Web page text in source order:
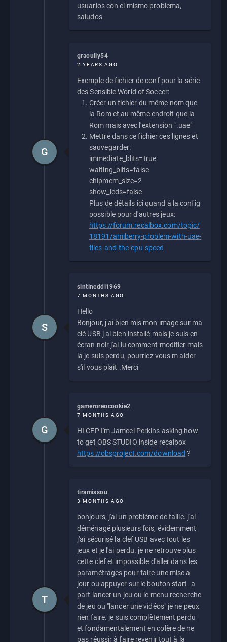
usuarios con el mismo problema,
saludos
graoully54
2 YEARS AGO
Exemple de fichier de conf pour la série
des Sensible World of Soccer:
Créer un fichier du même nom que
la Rom et au même endroit que la
Rom mais avec l'extension ".uae"
Mettre dans ce fichier ces lignes et
sauvegarder:
immediate_blits=true
waiting_blits=false
chipmem_size=2
show_leds=false
Plus de détails ici quand à la config
possible pour d'autres jeux:
https://forum.recalbox.com/topic/
18191/amiberry-problem-with-uae-
files-and-the-cpu-speed
G
sintineddi1969
7 MONTHS AGO
Hello
Bonjour, j ai bien mis mon image sur ma
clé USB j ai bien installé mais je suis en
écran noir j'ai lu comment modifier mais
la je suis perdu, pourriez vous m aider
s'il vous plait .Merci
S
gameroreocookie2
7 MONTHS AGO
HI CEP I'm Jameel Perkins asking how
to get OBS STUDIO inside recalbox
https://obsproject.com/download ?
G
tiramissou
3 MONTHS AGO
bonjours, j'ai un problème de taille. j'ai
déménagé plusieurs fois, évidemment
j'ai sécurisé la clef USB avec tout les
jeux et je l'ai perdu. je ne retrouve plus
cette clef et impossible d'aller dans les
paramétrages pour faire une mise a
jour ou appuyer sur le bouton start. a
part lancer un jeu ou le menu recherche
de jeu ou "lancer une vidéos" je ne peux
rien faire. je suis complètement perdu
et fondamentalement en colère de ne
pas réussir à faire revenir tout à la
T